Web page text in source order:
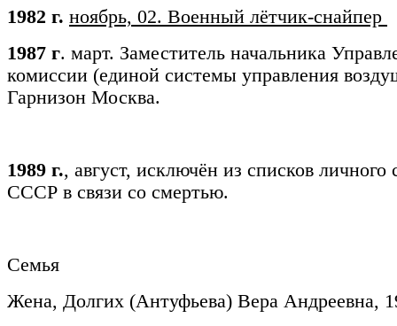
1982 г. ноябрь, 02. Военный лётчик-снайпер
1987 г. март. Заместитель начальника
комиссии (единой системы управления
Гарнизон Москва.
1989 г., август, исключён из списков
СССР в связи со смертью.
Семья
Жена, Долгих (Антуфьева) Вера Андреевна,